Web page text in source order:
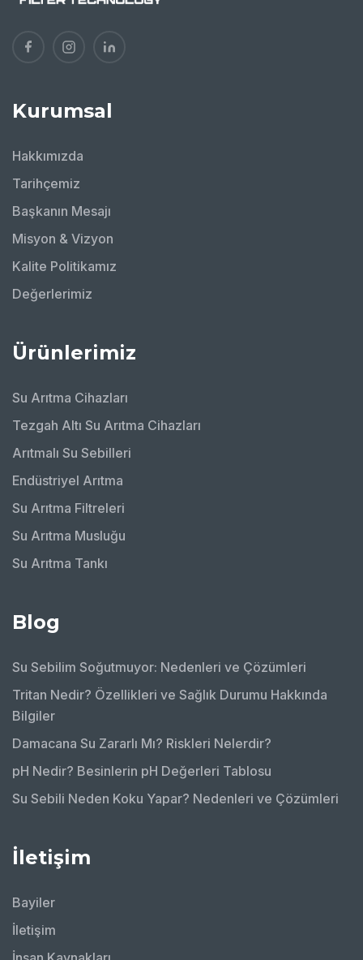
Kurumsal
Hakkımızda
Tarihçemiz
Başkanın Mesajı
Misyon & Vizyon
Kalite Politikamız
Değerlerimiz
Ürünlerimiz
Su Arıtma Cihazları
Tezgah Altı Su Arıtma Cihazları
Arıtmalı Su Sebilleri
Endüstriyel Arıtma
Su Arıtma Filtreleri
Su Arıtma Musluğu
Su Arıtma Tankı
Blog
Su Sebilim Soğutmuyor: Nedenleri ve Çözümleri
Tritan Nedir? Özellikleri ve Sağlık Durumu Hakkında
Bilgiler
Damacana Su Zararlı Mı? Riskleri Nelerdir?
pH Nedir? Besinlerin pH Değerleri Tablosu
Su Sebili Neden Koku Yapar? Nedenleri ve Çözümleri
İletişim
Bayiler
İletişim